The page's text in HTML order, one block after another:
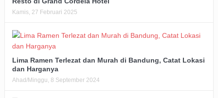
Kamis, 27 Februari 2025
Lima Ramen Terlezat dan Murah di Bandung, Catat Lokasi
dan Harganya
Ahad/Minggu, 8 September 2024